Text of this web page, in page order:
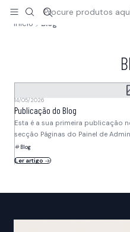
A sua loja pet online
Início Blog
14/05/2026
Publicação do Blog
Esta é a sua primeira publicação
secção Páginas do Painel de
Blog
Ler artigo